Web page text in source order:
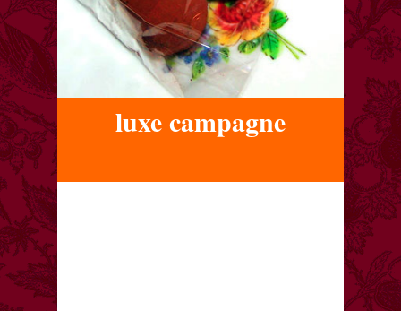
luxe campagne